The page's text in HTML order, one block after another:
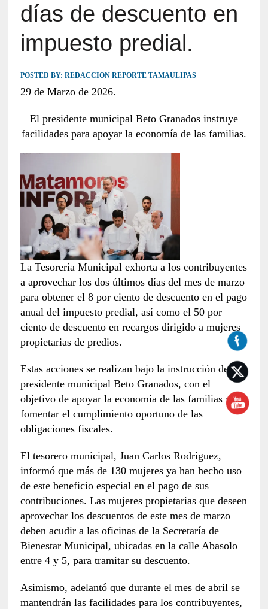
días de descuento en
impuesto predial.
POSTED BY: REDACCION REPORTE TAMAULIPAS
29 de Marzo de 2026.
El presidente municipal Beto Granados instruye
facilidades para apoyar la economía de las familias.
La Tesorería Municipal exhorta a los contribuyentes
a aprovechar los dos últimos días del mes de marzo
para obtener el 8 por ciento de descuento en el pago
anual del impuesto predial, así como el 50 por
ciento de descuento en recargos dirigido a mujeres
propietarias de predios.
Estas acciones se realizan bajo la instrucción del
presidente municipal Beto Granados, con el
objetivo de apoyar la economía de las familias y
fomentar el cumplimiento oportuno de las
obligaciones fiscales.
El tesorero municipal, Juan Carlos Rodríguez,
informó que más de 130 mujeres ya han hecho uso
de este beneficio especial en el pago de sus
contribuciones. Las mujeres propietarias que deseen
aprovechar los descuentos de este mes de marzo
deben acudir a las oficinas de la Secretaría de
Bienestar Municipal, ubicadas en la calle Abasolo
entre 4 y 5, para tramitar su descuento.
Asimismo, adelantó que durante el mes de abril se
mantendrán las facilidades para los contribuyentes,